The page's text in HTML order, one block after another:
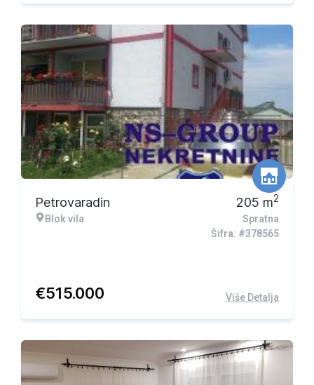
Petrovaradin
Blok vila
205 m2
Spratna
Šifra: #378565
€515.000 Više Detalja